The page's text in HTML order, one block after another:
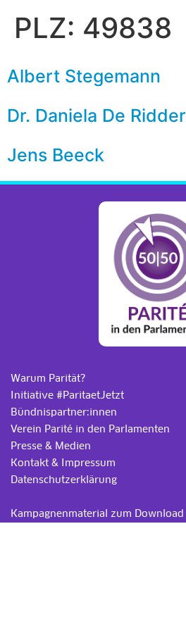
PLZ: 49838
Albert Stegemann
Dr. Daniela De Ridder
Jens Beeck
Warum Parität?
Initiative #ParitaetJetzt
Bündnispartner:innen
Verein Parité in den Parlamenten
Presse & Medien
Kontakt & Impressum
Datenschutzerklärung
Kampagnenmaterial zum Download